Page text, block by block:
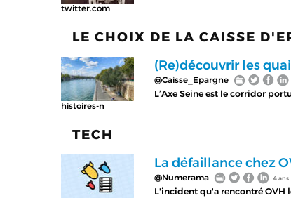
twitter.com
LE CHOIX DE LA CAISSE
histoires-n
(Re)découvrir les
@Caisse_Epargne
L’Axe Seine est le corridor
TECH
La défaillance chez
@Numerama 4 ans
L'incident qu'a rencontré OVH